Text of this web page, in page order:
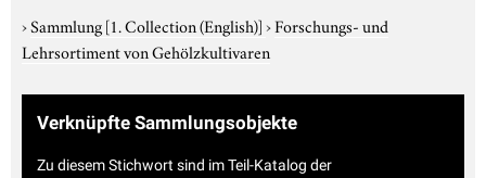
›Sammlung[1. Collection (English)]›Forschungs- und
Lehrsortiment von Gehölzkultivaren
Verknüpfte Sammlungsobjekte
Zu diesem Stichwort sind im Teil-Katalog der